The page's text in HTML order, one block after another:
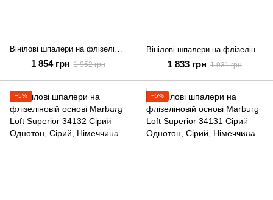
1 854 грн 1 952 грн 1 833 грн 1 931 грн
−5% −5%